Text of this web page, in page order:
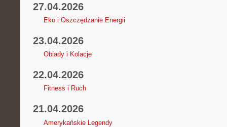
27.04.2026
Eko i Oszczędzanie Energii
23.04.2026
Obiady i Kolacje
22.04.2026
Fitness i Ruch
21.04.2026
Amerykańskie Legendy